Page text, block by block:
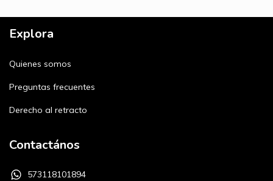
Explora
Quienes somos
Preguntas frecuentes
Derecho al retracto
Contactános
573118101894